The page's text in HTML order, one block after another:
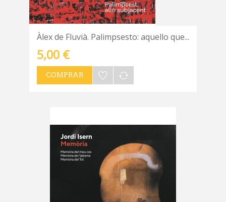
Àlex de Fluvià. Palimpsesto: aquello que...
5,00 €
COMPRAR